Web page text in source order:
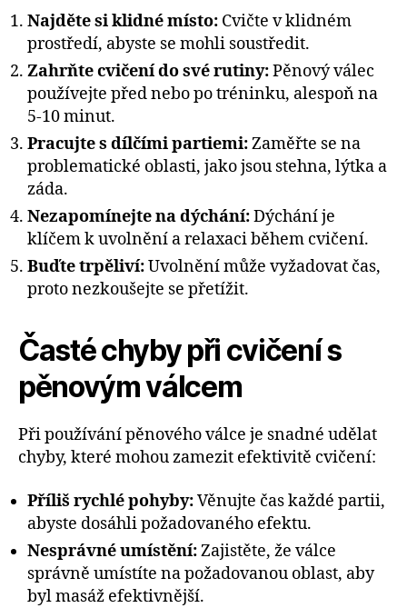
Najděte si klidné místo: Cvičte v klidném
prostředí, abyste se mohli soustředit.
Zahrňte cvičení do své rutiny:Pěnový válec
používejte před nebo po tréninku, alespoň na
5-10 minut.
Pracujte s dílčími partiemi:Zaměřte se na
problematické oblasti, jako jsou stehna, lýtka a
záda.
Nezapomínejte na dýchání:Dýchání je
klíčem k uvolnění a relaxaci během cvičení.
Buďte trpěliví:Uvolnění může vyžadovat čas,
proto nezkoušejte se přetížit.
Časté chyby při cvičení s
pěnovým válcem
Při používání pěnového válce je snadné udělat
chyby, které mohou zamezit efektivitě cvičení:
Příliš rychlé pohyby:Věnujte čas každé partii,
abyste dosáhli požadovaného efektu.
Nesprávné umístění:Zajistěte, že válce
správně umístíte na požadovanou oblast, aby
byl masáž efektivnější.